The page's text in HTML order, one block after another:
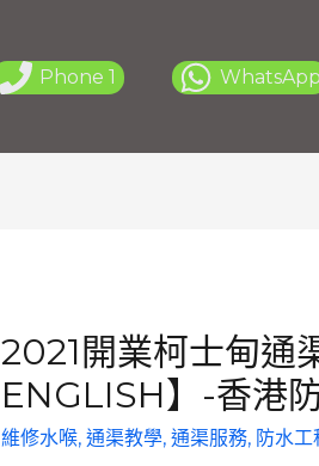
Phone 1 WhatsApp
2021開業柯士甸通
ENGLISH】-香港
維修水喉, 通渠教學, 通渠服務, 防水工